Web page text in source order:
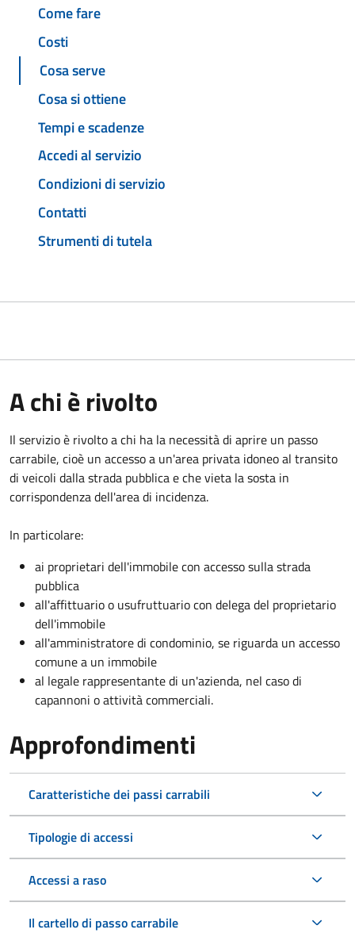
Come fare
Costi
Cosa serve
Cosa si ottiene
Tempi e scadenze
Accedi al servizio
Condizioni di servizio
Contatti
Strumenti di tutela
A chi è rivolto
Il servizio è rivolto a chi ha la necessità di aprire un passo
carrabile, cioè un accesso a un'area privata idoneo al transito
di veicoli dalla strada pubblica e che vieta la sosta in
corrispondenza dell'area di incidenza.
In particolare:
ai proprietari dell'immobile con accesso sulla strada
pubblica
all'affittuario o usufruttuario con delega del proprietario
dell'immobile
all'amministratore di condominio, se riguarda un accesso
comune a un immobile
al legale rappresentante di un'azienda, nel caso di
capannoni o attività commerciali.
Approfondimenti
Caratteristiche dei passi carrabili
Tipologie di accessi
Accessi a raso
Il cartello di passo carrabile